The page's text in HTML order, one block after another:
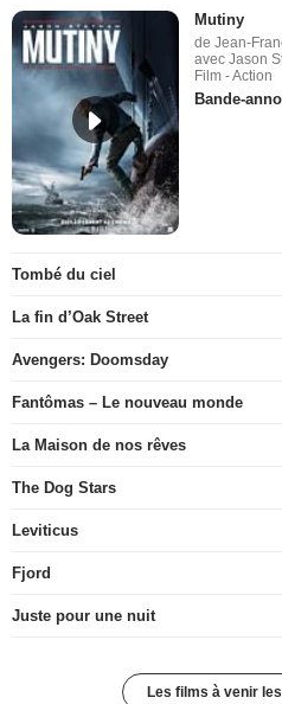
Mutiny
de Jean-
avec Jason
Film - Action
Bande-
Tombé du ciel
La fin d’Oak Street
Avengers: Doomsday
Fantômas – Le nouveau monde
La Maison de nos rêves
The Dog Stars
Leviticus
Fjord
Juste pour une nuit
Les films à venir